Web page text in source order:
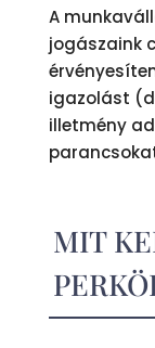
A
jogászaink
igazolást
illetmény
MIT